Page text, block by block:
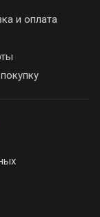
и оплата